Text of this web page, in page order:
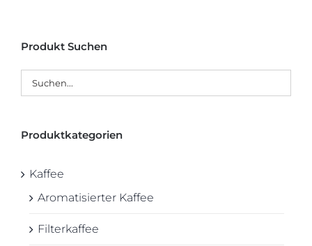
Produkt Suchen
Produktkategorien
Kaffee
Aromatisierter Kaffee
Filterkaffee